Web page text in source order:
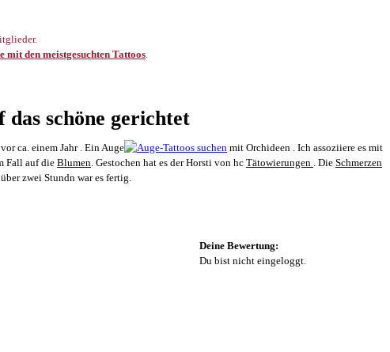
mit den meistgesuchten Tattoos.
das schöne gerichtet
ca. einem Jahr . Ein Auge
mit Orchideen . Ich assoziiere es mit
Fall auf die Blumen . Gestochen hat es der Horsti von hc Tätowierungen . Die Schmerzen
zwei Stundn war es fertig.
Deine Bewertung:
Du bist nicht eingeloggt.